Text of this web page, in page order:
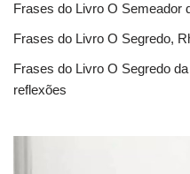
Frases do Livro O Semeador
Frases do Livro O Segredo,
Frases do Livro O Segredo
reflexões